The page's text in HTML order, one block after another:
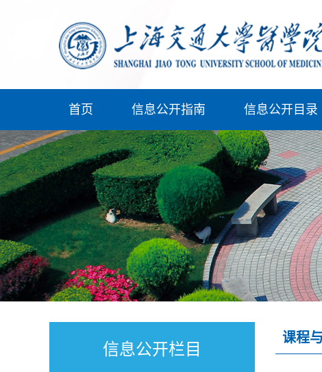
首页 信息公开指南 信息公开目录
信息公开栏目
课程